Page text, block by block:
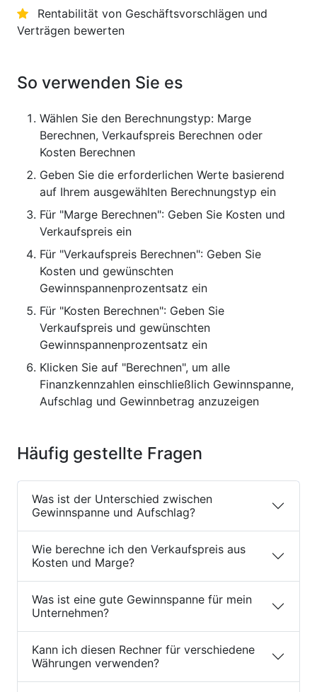
Rentabilität von Geschäftsvorschlägen und
Verträgen bewerten
So verwenden Sie es
Wählen Sie den Berechnungstyp: Marge
Berechnen, Verkaufspreis Berechnen oder
Kosten Berechnen
Geben Sie die erforderlichen Werte basierend
auf Ihrem ausgewählten Berechnungstyp ein
Für "Marge Berechnen": Geben Sie Kosten und
Verkaufspreis ein
Für "Verkaufspreis Berechnen": Geben Sie
Kosten und gewünschten
Gewinnspannenprozentsatz ein
Für "Kosten Berechnen": Geben Sie
Verkaufspreis und gewünschten
Gewinnspannenprozentsatz ein
Klicken Sie auf "Berechnen", um alle
Finanzkennzahlen einschließlich Gewinnspanne,
Aufschlag und Gewinnbetrag anzuzeigen
Häufig gestellte Fragen
Was ist der Unterschied zwischen
Gewinnspanne und Aufschlag?
Wie berechne ich den Verkaufspreis aus
Kosten und Marge?
Was ist eine gute Gewinnspanne für mein
Unternehmen?
Kann ich diesen Rechner für verschiedene
Währungen verwenden?